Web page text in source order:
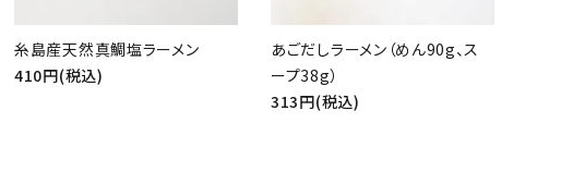
糸島産天然真鯛塩ラーメン
410円(税込)
あごだしラーメン（めん90g、ス
ープ38g）
313円(税込)